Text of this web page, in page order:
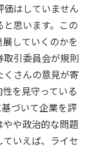
はしていません
思います。この
していくのかを
取引委員会が規則
さんの意見が寄
を見守っている
づいて企業を評
や政治的な問題
ていえば、ライセ